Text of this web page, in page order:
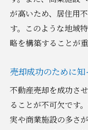
が高いため、居住用
す。このような地域
略を構築することが重
売却成功のために
不動産売却を成功さ
ることが不可欠です
実や商業施設の多さ